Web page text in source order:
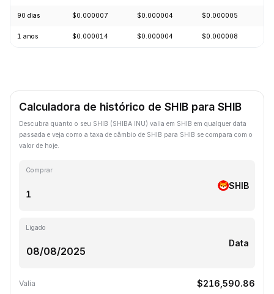
90 dias $0.000007 $0.000004 $0.000005
1 anos $0.000014 $0.000004 $0.000008
Calculadora de histórico de SHIB para SHIB
Descubra quanto o seu SHIB (SHIBA INU) valia em SHIB em qualquer data
passada e veja como a taxa de câmbio de SHIB para SHIB se compara com o
valor de hoje.
Comprar
SHIB
Ligado
Data
Valia $216,590.86